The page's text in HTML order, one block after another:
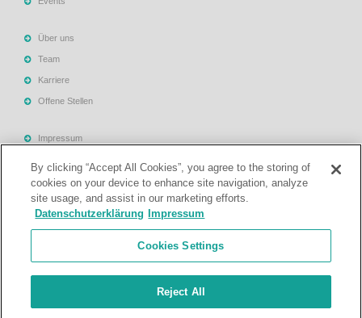
Über uns
Team
Karriere
Offene Stellen
Impressum
Datenschutzerklärung
Rechtliche Hinweise
By clicking “Accept All Cookies”, you agree to the storing of
cookies on your device to enhance site navigation, analyze
site usage, and assist in our marketing efforts.
Datenschutzerklärung
Impressum
Cookies Settings
Reject All